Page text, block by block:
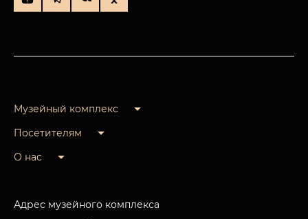
Музейный комплекс
Посетителям
О нас
Адрес музейного комплекса